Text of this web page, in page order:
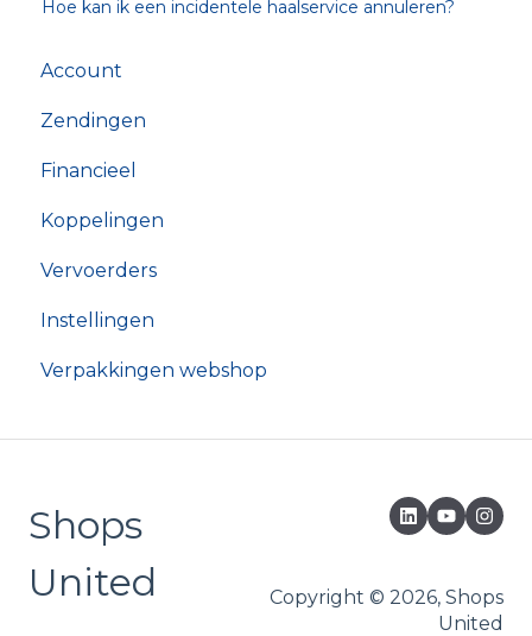
Hoe kan ik een incidentele haalservice annuleren?
Account
Zendingen
Financieel
Koppelingen
Vervoerders
Instellingen
Verpakkingen webshop
Shops
United
Copyright © 2026, Shops
United